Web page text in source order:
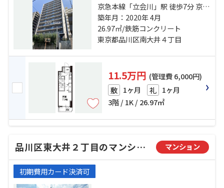
京急本線「立会川」駅 徒歩7分 京浜
東北線「大森」駅 徒歩10分 東京モ
ノレール「大井競馬場前」駅 徒歩
16分
築年月：2020年 4月
26.97㎡/鉄筋コンクリート
東京都品川区南大井４丁目
11.5万円 (管理費 6,000円)
敷 1ヶ月 礼 1ヶ月
3階 / 1K / 26.97㎡
品川区東大井２丁目のマンション マンション
初期費用カード決済可